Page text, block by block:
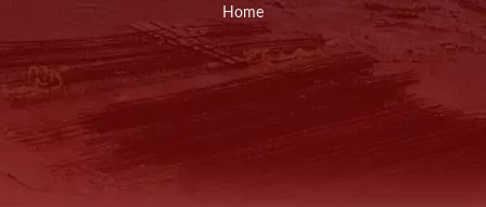
UND KLEBEANKER -
GOOD USE
chemischen Ankern (Injektionsmörtel) mit und
exportiert in mehr als 45 Länder weltweit.
Home